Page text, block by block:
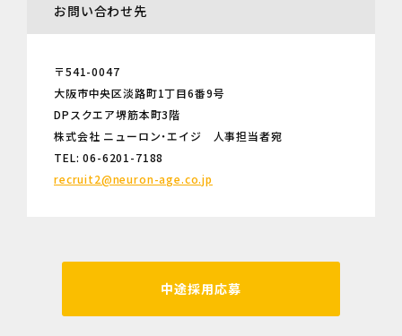
お問い合わせ先
〒541-0047
大阪市中央区淡路町1丁目6番9号
DPスクエア堺筋本町3階
株式会社 ニューロン・エイジ 人事担当者宛
TEL: 06-6201-7188
recruit2@neuron-age.co.jp
中途採用応募